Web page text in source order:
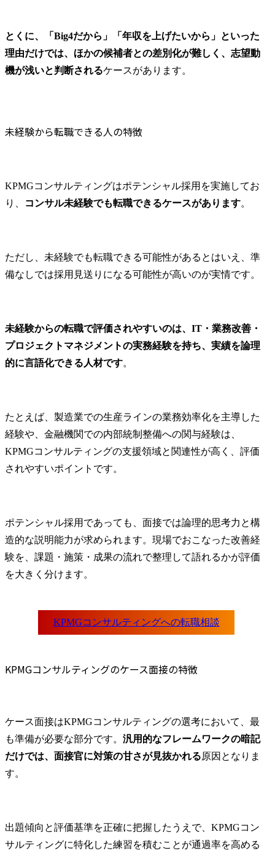
とくに、「Big4だから」「年収を上げたいから」といった
理由だけでは、ほかの候補者との差別化が難しく、志望動
機が浅いと判断されるケースがあります。
未経験から転職できる人の特徴
KPMGコンサルティングはポテンシャル採用を実施してお
り、
コンサル未経験でも転職できるケースがあります。
ただし、未経験でも転職できる可能性があるとはいえ、準
備なしでは採用見送りになる可能性が高いのが実情です。
未経験からの転職で評価されやすいのは、IT・業務改善・
プロジェクトマネジメントの実務経験を持ち、実績を論理
的に言語化できる人材です。
たとえば、製造業での生産ラインの業務効率化を主導した
経験や、金融機関での内部統制整備への関与経験は、
KPMGコンサルティングの支援領域と関連性が高く、評価
されやすいポイントです。
ポテンシャル採用であっても、面接では論理的思考力と構
造的な説明能力が求められます。現場でおこなった改善経
験を、課題・施策・成果の流れで整理して語れるかが評価
を大きく分けます。
KPMGコンサルティングのケース面接の特徴
ケース面接はKPMGコンサルティングの選考において、最
も準備が必要な部分です。 汎用的なフレームワークの暗記
だけでは、面接官に対策の甘さが見抜かれる原因となりま
す。
出題傾向と評価基準を正確に把握したうえで、KPMGコン
サルティングに特化した練習を積むことが通過率を高める